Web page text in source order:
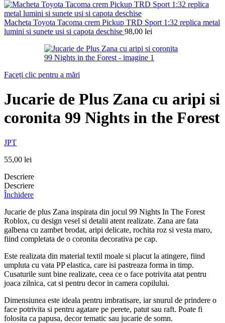
Macheta Toyota Tacoma crem Pickup TRD Sport 1:32 replica metal
lumini si sunete usi si capota deschise 98,00 lei
Faceți clic pentru a mări
Jucarie de Plus Zana cu aripi si
coronita 99 Nights in the Forest
JPT
55,00 lei
Descriere
Descriere
Închidere
Jucarie de plus Zana inspirata din jocul 99 Nights In The Forest
Roblox, cu design vesel si detalii atent realizate. Zana are fata
galbena cu zambet brodat, aripi delicate, rochita roz si vesta maro,
fiind completata de o coronita decorativa pe cap.
Este realizata din material textil moale si placut la atingere, fiind
umpluta cu vata PP elastica, care isi pastreaza forma in timp.
Cusaturile sunt bine realizate, ceea ce o face potrivita atat pentru
joaca zilnica, cat si pentru decor in camera copilului.
Dimensiunea este ideala pentru imbratisare, iar snurul de prindere o
face potrivita si pentru agatare pe perete, patut sau raft. Poate fi
folosita ca papusa, decor tematic sau jucarie de somn.